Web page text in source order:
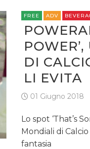
FREE ADV
DI
LI EVITA
01 Giugno 2018
Lo spot ‘That’s
Mondiali di
fantasia